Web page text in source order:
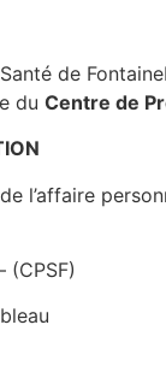
de
du Centre de
l’affaire
(CPSF)